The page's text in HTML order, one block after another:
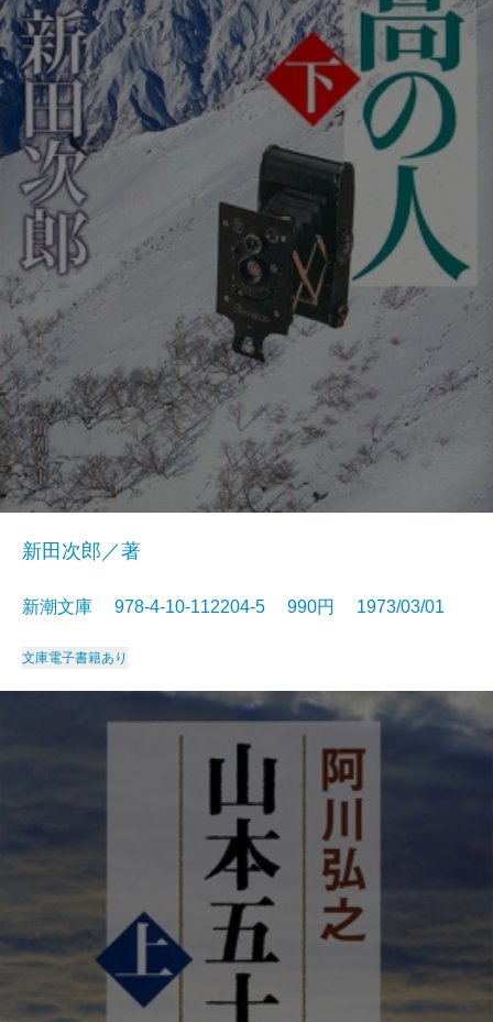
新田次郎／著
新潮文庫 978-4-10-112204-5 990円 1973/03/01
文庫電子書籍あり